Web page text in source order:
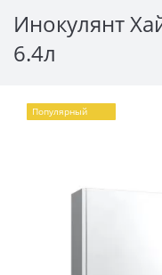
Инокулянт
6.4л
Популярный